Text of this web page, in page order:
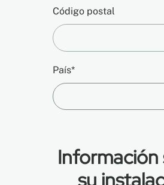
Código postal
País*
Información